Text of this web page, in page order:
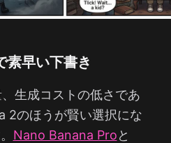
素早い下書き
生成コストの低さであ
2のほうが賢い選択にな
Nano Banana Proと